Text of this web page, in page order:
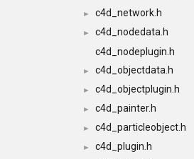
► c4d_network.h
►
c4d_nodedata.h
c4d_nodeplugin.h
► c4d_objectdata.h
► c4d_objectplugin.h
► c4d_painter.h
► c4d_particleobject.h
► c4d_plugin.h